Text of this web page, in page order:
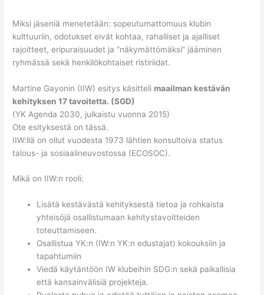
Miksi jäseniä menetetään: sopeutumattomuus klubin
kulttuuriin, odotukset eivät kohtaa, rahalliset ja ajalliset
rajoitteet, eripuraisuudet ja ”näkymättömäksi” jääminen
ryhmässä sekä henkilökohtaiset ristiriidat.
Martine Gayonin (IIW) esitys käsitteli maailman kestävän
kehityksen 17 tavoitetta. (SGD)
(YK Agenda 2030, julkaistu vuonna 2015)
Ote esityksestä on tässä.
IIW:llä on ollut vuodesta 1973 lähtien konsultoiva status
talous- ja sosiaalineuvostossa (ECOSOC).
Mikä on IIW:n rooli:
Lisätä kestävästä kehityksestä tietoa ja rohkaista
yhteisöjä osallistumaan kehitystavoitteiden
toteuttamiseen.
Osallistua YK:n (IW:n YK:n edustajat) kokouksiin ja
tapahtumiin
Viedä käytäntöön IW klubeihin SDG:n sekä paikallisia
että kansainvälisiä projekteja.